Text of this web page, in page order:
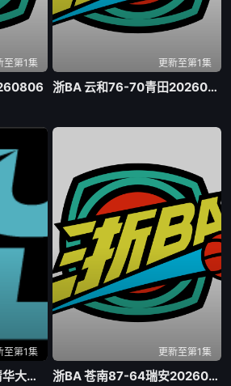
至第1集 更新至第1集
浙BA 云和76-70青田20260807
至第1集
亚洲大学生篮球联赛 清华大学VS菲律宾大学20260806
更新至第1集
浙BA 苍南87-64瑞安20260807